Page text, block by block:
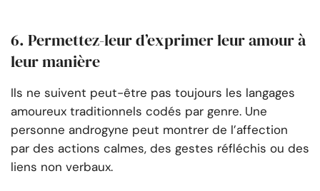
6. Permettez-leur d’exprimer leur amour à
leur manière
Ils ne suivent peut-être pas toujours les langages
amoureux traditionnels codés par genre. Une
personne androgyne peut montrer de l’affection
par des actions calmes, des gestes réfléchis ou des
liens non verbaux.